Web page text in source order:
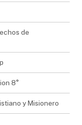
de
8°
y Misionero